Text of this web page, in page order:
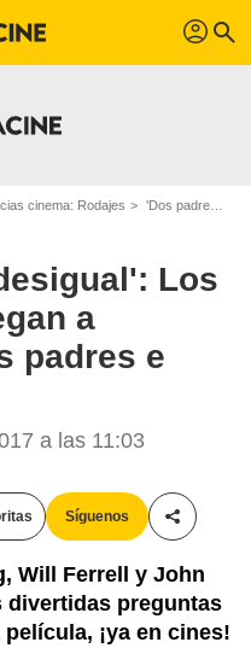
profil search
cinema: Rodajes 'Dos padres por desigual': Los protagonistas juegan a relacionar a estos padres e hijos del cine
Los
a
padres e
a las 11:03
Síguenos
Will Ferrell y John
divertidas preguntas
¡ya en cines!